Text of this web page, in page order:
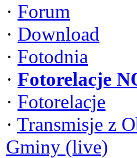
· Forum
· Download
· Fotodnia
· Fotorelacje
· Fotorelacje
· Transmisje z
Gminy (live)